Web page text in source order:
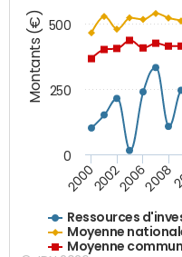
Montants (€)
Ressources
Moyenne
Moyenne
2000200220062008
0
250
500